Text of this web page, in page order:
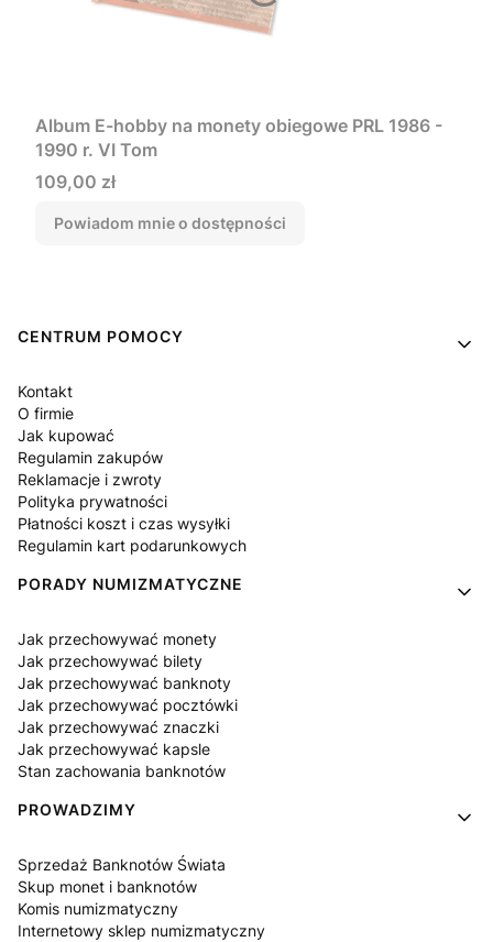
Album E-hobby na monety obiegowe PRL 1986 -
1990 r. VI Tom
Cena
109,00 zł
Powiadom mnie o dostępności
Linki w stopce
CENTRUM POMOCY
Kontakt
O firmie
Jak kupować
Regulamin zakupów
Reklamacje i zwroty
Polityka prywatności
Płatności koszt i czas wysyłki
Regulamin kart podarunkowych
PORADY NUMIZMATYCZNE
Jak przechowywać monety
Jak przechowywać bilety
Jak przechowywać banknoty
Jak przechowywać pocztówki
Jak przechowywać znaczki
Jak przechowywać kapsle
Stan zachowania banknotów
PROWADZIMY
Sprzedaż Banknotów Świata
Skup monet i banknotów
Komis numizmatyczny
Internetowy sklep numizmatyczny